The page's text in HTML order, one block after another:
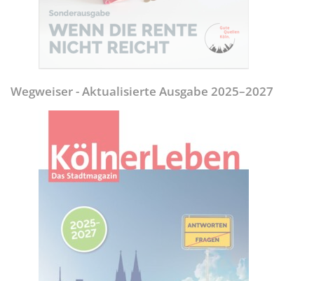
Wegweiser - Aktualisierte Ausgabe 2025–2027